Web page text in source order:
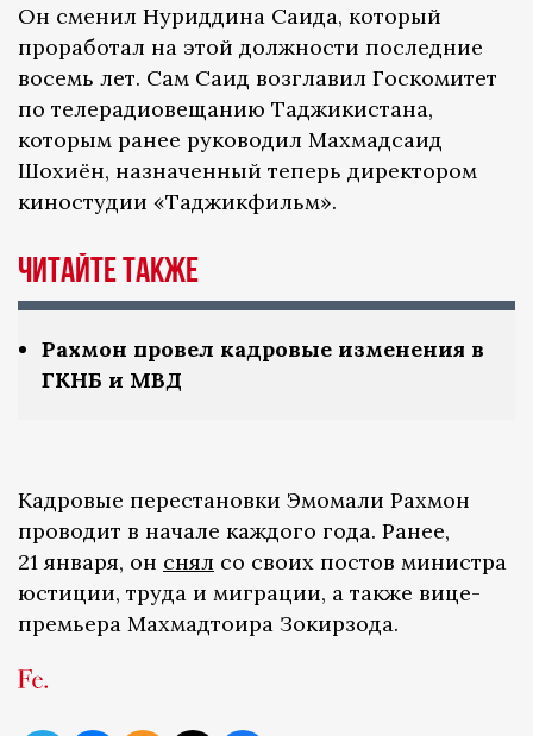
Он сменил Нуриддина Саида, который
проработал на этой должности последние
восемь лет. Сам Саид возглавил Госкомитет
по телерадиовещанию Таджикистана,
которым ранее руководил Махмадсаид
Шохиён, назначенный теперь директором
киностудии «Таджикфильм».
Читайте также
Рахмон провел кадровые изменения в
ГКНБ и МВД
Кадровые перестановки Эмомали Рахмон
проводит в начале каждого года. Ранее,
21 января, он снял со своих постов министра
юстиции, труда и миграции, а также вице-
премьера Махмадтоира Зокирзода.